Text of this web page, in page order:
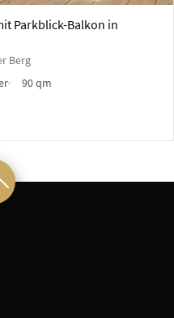
Parkblick-Balkon in
Berg
90 qm